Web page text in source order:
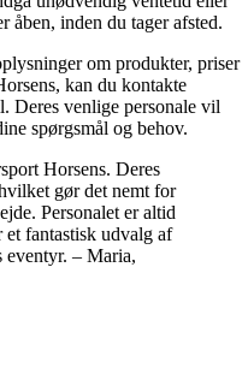
åben, inden du tager afsted.
om produkter, priser
kan du kontakte
Deres venlige personale vil
spørgsmål og behov.
Horsens. Deres
gør det nemt for
Personalet er altid
fantastisk udvalg af
eventyr. – Maria,